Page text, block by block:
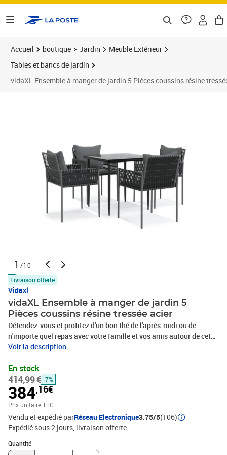
Accueil boutique Jardin
Meuble Extérieur
Tables et bancs de jardin
vidaXL Ensemble à manger de jardin 5 Pièces coussins résine
1 /10
Livraison offerte
Vidaxl
vidaXL Ensemble à manger de jardin 5
Pièces coussins résine tressée acier
Détendez-vous et profitez d'un bon thé de l'après-midi ou de
n'importe quel repas avec votre famille et vos amis autour de cet
ensemble de salle à manger de jardin ! Matériau durable : la résine
intempéries et est facile à nettoyer. Elle reste belle à l'extérieur
pendant une longue période. Elle offre une excellente qualité,
commodité et un aspect esthétique.Cadre robuste et stable : les
cadres en acier rendent l'ensemble à manger robuste et stable pour
une utilisation quotidienne à l'extérieur.Dessus de table pratique :
le plateau lisse de la table à manger est en verre trempé facile à
nettoyer avec un chiffon humide. De plus, il offre un excellent
support pour contenir vos repas, boissons et autres objets
Voir la description
En stock
414,99 € -7%
384,16€
Prix unitaire TTC
Vendu et expédié parRéseau Electronique3.75/5(106)
Expédié sous 2 jours livraison offerte
Quantité
Quantité : 1